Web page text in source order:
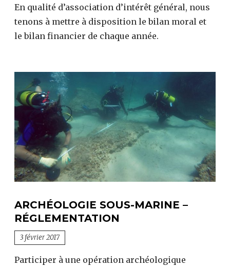
En qualité d’association d’intérêt général, nous
tenons à mettre à disposition le bilan moral et
le bilan financier de chaque année.
ARCHÉOLOGIE SOUS-MARINE –
RÉGLEMENTATION
3 février 2017
Participer à une opération archéologique